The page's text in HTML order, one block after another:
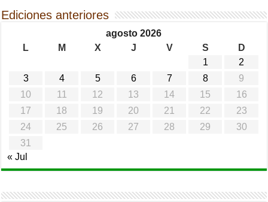
Ediciones anteriores
agosto 2026
L
M X J V S
D
1
2
3
4 5 6 7 8
9
10
11 12 13 14 15
16
17
18 19 20 21 22
23
24
25 26 27 28 29
30
31
« Jul